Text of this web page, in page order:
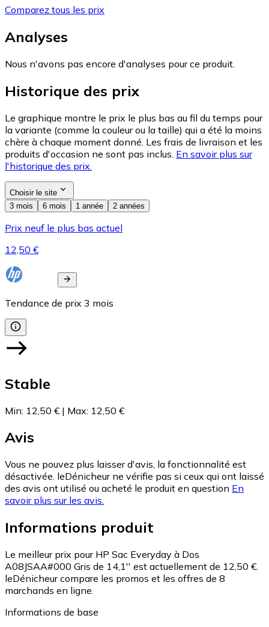
Comparez tous les prix
Analyses
Nous n'avons pas encore d'analyses pour ce produit.
Historique des prix
Le graphique montre le prix le plus bas au fil du temps pour
la variante (comme la couleur ou la taille) qui a été la moins
chère à chaque moment donné. Les frais de livraison et les
produits d'occasion ne sont pas inclus. En savoir plus sur
l'historique des prix.
Choisir le site
3 mois
6 mois 1 année 2 années
Prix neuf le plus bas actuel
12,50 €
Tendance de prix 3 mois
Stable
Min: 12,50 € | Max: 12,50 €
Avis
Vous ne pouvez plus laisser d'avis, la fonctionnalité est
désactivée. leDénicheur ne vérifie pas si ceux qui ont laissé
des avis ont utilisé ou acheté le produit en question En
savoir plus sur les avis.
Informations produit
Le meilleur prix pour HP Sac Everyday à Dos
A08JSAA#000 Gris de 14,1'' est actuellement de 12,50 €.
leDénicheur compare les promos et les offres de 8
marchands en ligne.
Informations de base